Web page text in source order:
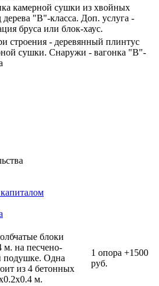
камерной сушки из хвойных
дерева "В"-класса. Доп. услуга -
бруса или блок-хаус.
строения - деревянный плинтус
сушки. Снаружи - вагонка "В"-
блоки
м. на песчено-
подушке. Одна
из 4 бетонных
м.
1 опора +1500
руб.